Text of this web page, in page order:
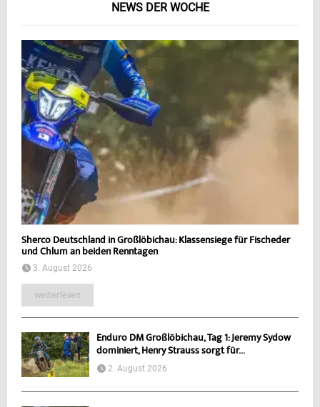
NEWS DER WOCHE
Sherco Deutschland in Großlöbichau: Klassensiege für Fischeder
und Chlum an beiden Renntagen
3. August 2026
weiterlesen
Enduro DM Großlöbichau, Tag 1: Jeremy Sydow
dominiert, Henry Strauss sorgt für...
2. August 2026